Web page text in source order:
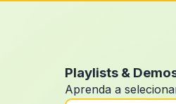
Playlists &
Aprenda a